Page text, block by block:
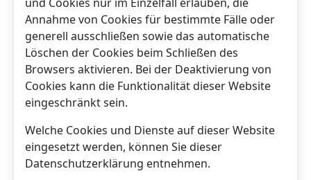
Annahme von Cookies für bestimmte Fälle oder
generell ausschließen sowie das automatische
Löschen der Cookies beim Schließen des
Browsers aktivieren. Bei der Deaktivierung von
Cookies kann die Funktionalität dieser Website
eingeschränkt sein.
Welche Cookies und Dienste auf dieser Website
eingesetzt werden, können Sie dieser
Datenschutzerklärung entnehmen.